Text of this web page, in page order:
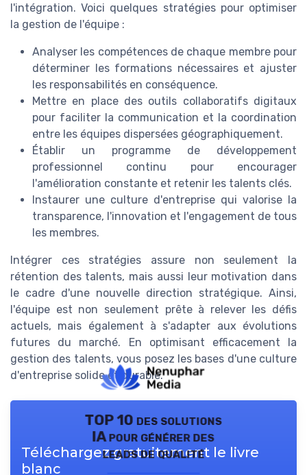
l'intégration. Voici quelques stratégies pour optimiser
la gestion de l'équipe :
Analyser les compétences de chaque membre pour
déterminer les formations nécessaires et ajuster
les responsabilités en conséquence.
Mettre en place des outils collaboratifs digitaux
pour faciliter la communication et la coordination
entre les équipes dispersées géographiquement.
Établir un programme de développement
professionnel continu pour encourager
l'amélioration constante et retenir les talents clés.
Instaurer une culture d'entreprise qui valorise la
transparence, l'innovation et l'engagement de tous
les membres.
Intégrer ces stratégies assure non seulement la
rétention des talents, mais aussi leur motivation dans
le cadre d'une nouvelle direction stratégique. Ainsi,
l'équipe est non seulement prête à relever les défis
actuels, mais également à s'adapter aux évolutions
futures du marché. En optimisant efficacement la
gestion des talents, vous posez les bases d'une culture
d'entreprise solide et durable.
TOP 10 des solutions
IA pour générer des
leads de qualité
Téléchargez gratuitement le livre
blanc